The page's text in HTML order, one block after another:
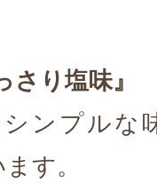
さり塩味』
ンプルな
す。